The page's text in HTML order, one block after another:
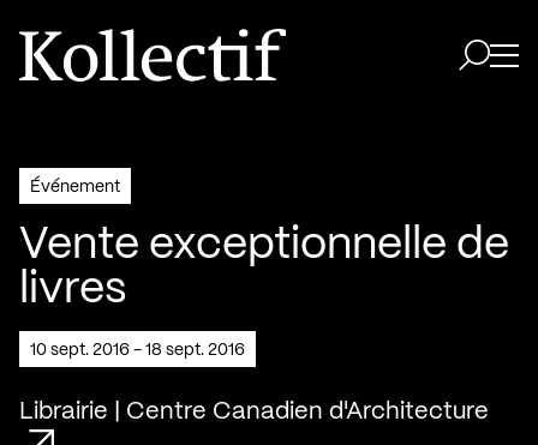
Aller à la page d'accueil
Logo Kollectif
Événement
Vente exceptionnelle de
livres
10 sept. 2016 - 18 sept. 2016
Librairie | Centre Canadien d'Architecture